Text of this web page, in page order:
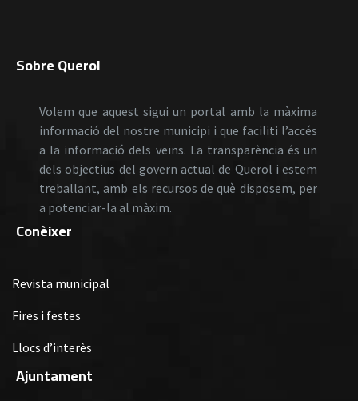
Sobre Querol
Volem que aquest sigui un portal amb la màxima
informació del nostre municipi i que faciliti l’accés
a la informació dels veïns. La transparència és un
dels objectius del govern actual de Querol i estem
treballant, amb els recursos de què disposem, per
a potenciar-la al màxim.
Conèixer
Revista municipal
Fires i festes
Llocs d’interès
Ajuntament